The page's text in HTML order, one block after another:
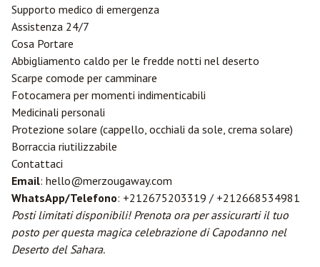
Supporto medico di emergenza
Assistenza 24/7
Cosa Portare
Abbigliamento caldo per le fredde notti nel deserto
Scarpe comode per camminare
Fotocamera per momenti indimenticabili
Medicinali personali
Protezione solare (cappello, occhiali da sole, crema solare)
Borraccia riutilizzabile
Contattaci
Email: hello@merzougaway.com
WhatsApp/Telefono: +212675203319 / +212668534981
Posti limitati disponibili! Prenota ora per assicurarti il tuo
posto per questa magica celebrazione di Capodanno nel
Deserto del Sahara.